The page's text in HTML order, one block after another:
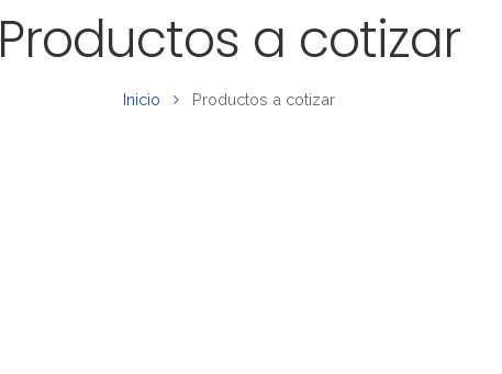
Productos a cotizar
Inicio Productos a cotizar